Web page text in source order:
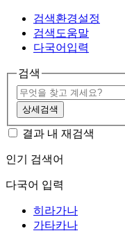
검색환경설정
검색도움말
다국어입력
검색
상세검색
결과 내 재검색
인기 검색어
다국어 입력
히라가나
가타카나